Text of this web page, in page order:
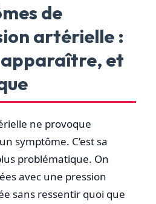
de
artérielle :
apparaître, et
ne provoque
symptôme. C’est sa
problématique. On
avec une pression
sans ressentir quoi que